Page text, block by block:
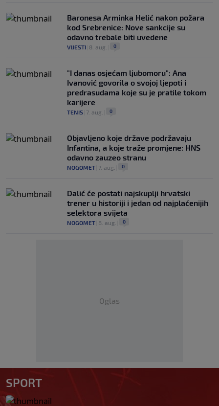
Baronesa Arminka Helić nakon požara
kod Srebrenice: Nove sankcije su
odavno trebale biti uvedene
VIJESTI 8. aug. 0
"I danas osjećam ljubomoru": Ana
Ivanović govorila o svojoj ljepoti i
predrasudama koje su je pratile tokom
karijere
TENIS 7. aug. 0
Objavljeno koje države podržavaju
Infantina, a koje traže promjene: HNS
odavno zauzeo stranu
NOGOMET 7. aug. 0
Dalić će postati najskuplji hrvatski
trener u historiji i jedan od najplaćenijih
selektora svijeta
NOGOMET 8. aug. 0
Oglas
SPORT